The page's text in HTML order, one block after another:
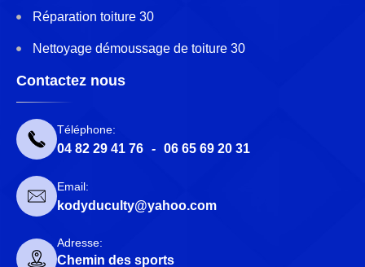
Réparation toiture 30
Nettoyage démoussage de toiture 30
Contactez nous
Téléphone:
04 82 29 41 76 - 06 65 69 20 31
Email:
kodyduculty@yahoo.com
Adresse:
Chemin des sports